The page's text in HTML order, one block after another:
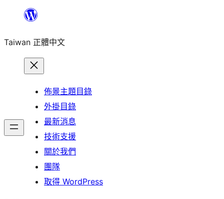
主
Taiwan 正體中文
佈景主題目錄
外掛目錄
最新消息
技術支援
關於我們
團隊
取得 WordPress